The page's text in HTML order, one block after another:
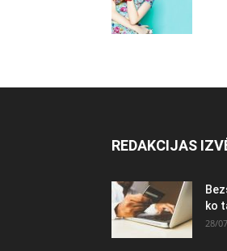
REDAKCIJAS
ko
28/